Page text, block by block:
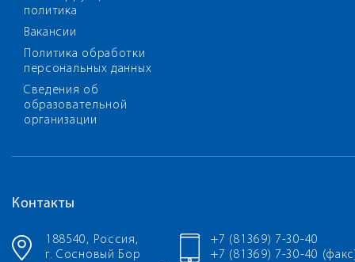
политика
Вакансии
Политика обработки
персональных данных
Сведения об
образовательной
организации
Контакты
188540, Россия,
г. Сосновый Бор
+7 (81369) 7-30-40
+7 (81369) 7-30-40